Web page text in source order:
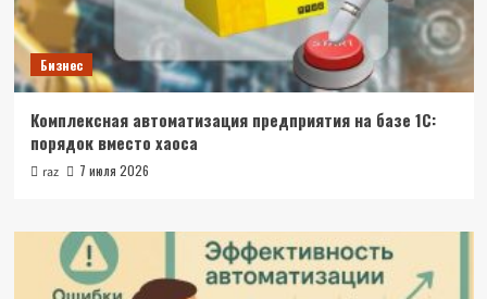
Бизнес
Комплексная автоматизация предприятия на базе 1С:
порядок вместо хаоса
raz 7 июля 2026